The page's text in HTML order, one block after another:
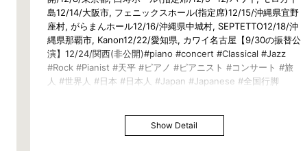
島12/14/大阪市, フェニックスホール(指定席)12/15/沖縄県宜野
座村, がらまんホール12/16/沖縄県中城村, SEPTETTO12/18/沖
縄県那覇市, Kanon12/22/愛知県, カワイ名古屋【9/30の振替公
演】12/24/関西(非公開)#piano #concert #Classical #Jazz
#Rock #Pianist #天平 #ピアノ #ピアニスト #コンサート #旅
人 #世界人 #日本 #日本人 #Japan #Japanese #全国行脚
Show Detail